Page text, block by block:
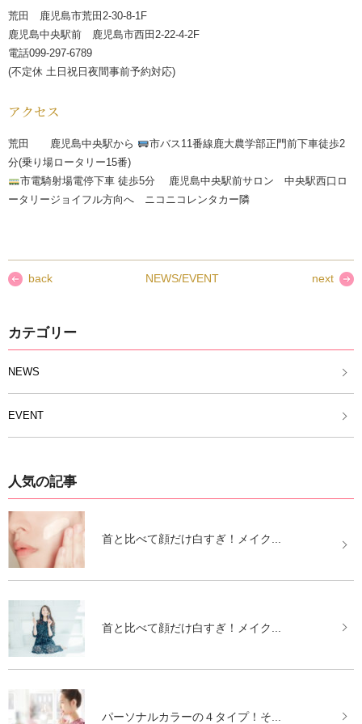
荒田 鹿児島市荒田2-30-8-1F
鹿児島中央駅前 鹿児島市西田2-22-4-2F
電話099-297-6789
(不定休 土日祝日夜間事前予約対応)
アクセス
荒田 鹿児島中央駅から
市バス11番線鹿大農学部正門前下車徒歩2
分(乗り場ロータリー15番)
市電騎射場電停下車 徒歩5分 鹿児島中央駅前サロン 中央駅西口ロ
ータリージョイフル方向へ ニコニコレンタカー隣
back next
NEWS/EVENT
カテゴリー
NEWS
EVENT
人気の記事
首と比べて顔だけ白すぎ！メイク...
首と比べて顔だけ白すぎ！メイク...
パーソナルカラーの４タイプ！そ...